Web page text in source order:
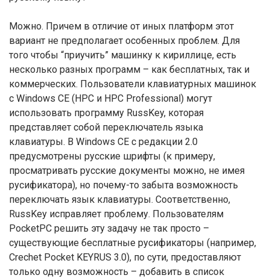
Можно. Причем в отличие от иных платформ этот
вариант не предполагает особенных проблем. Для
того чтобы “приучить” машинку к кириллице, есть
несколько разных программ – как бесплатных, так и
коммерческих. Пользователи клавиатурных машинок
c Windows CE (HPC и HPC Professional) могут
использовать программу RussKey, которая
представляет собой переключатель языка
клавиатуры. В Windows CE с редакции 2.0
предусмотрены русские шрифты (к примеру,
просматривать русские документы можно, не имея
русификатора), но почему-то забыта возможность
переключать язык клавиатуры. Соответственно,
RussKey исправляет проблему. Пользователям
PocketPC решить эту задачу не так просто –
существующие бесплатные русификаторы (например,
Crechet Pocket KEYRUS 3.0), по сути, предоставляют
только одну возможность – добавить в список